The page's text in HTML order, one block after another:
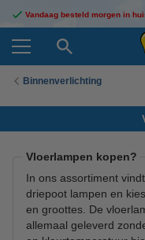
Vandaag besteld morgen in
Binnenverlichting
Vloerlampen kopen?
In ons assortiment
driepoot lampen en
en groottes. De
allemaal geleverd